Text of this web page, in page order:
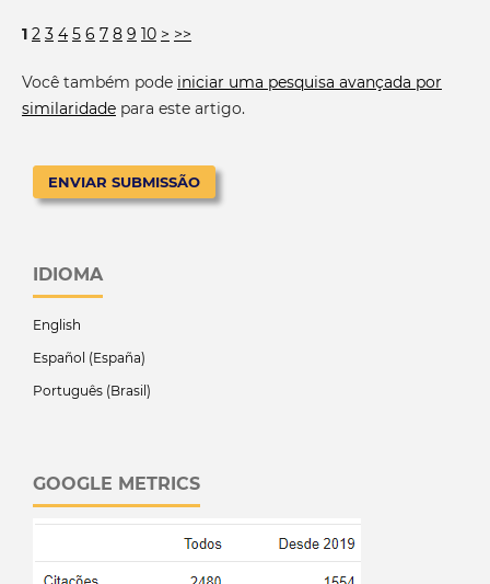
1 2 3 4 5 6 7 8 9 10 > >>
Você também pode iniciar uma pesquisa avançada por
similaridadepara este artigo.
ENVIAR SUBMISSÃO
IDIOMA
English
Español (España)
Português (Brasil)
GOOGLE METRICS